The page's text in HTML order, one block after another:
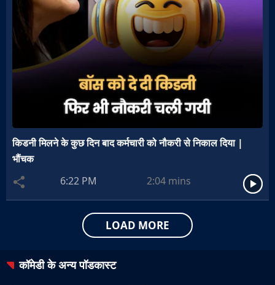
किडनी मिलने के कुछ दिन बाद कर्मचारी को नौकरी से निकाल दिया |
भौंचक
6:22 PM
2:04 mins
LOAD MORE
कॉमेडीके अन्य पॉडकास्ट